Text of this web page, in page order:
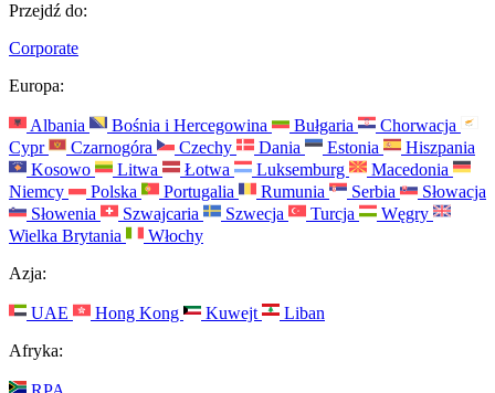
Przejdź do:
Corporate
Europa:
Albania Bośnia i Hercegowina Bułgaria
Chorwacja
Cypr
Czarnogóra Czechy Dania Estonia
Hiszpania
Kosowo
Litwa Łotwa Luksemburg
Macedonia
Niemcy
Polska Portugalia Rumunia Serbia
Słowacja
Słowenia
Szwajcaria Szwecja Turcja
Węgry
Wielka Brytania
Włochy
Azja:
UAE Hong Kong Kuwejt
Liban
Afryka: